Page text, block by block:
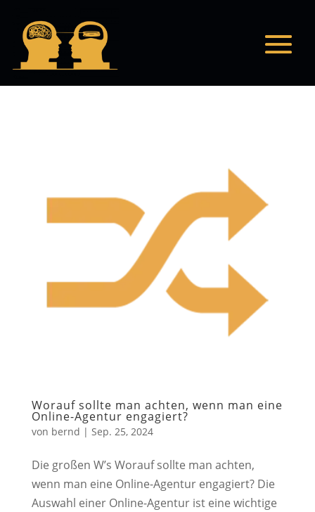
Worauf sollte man achten, wenn man eine
Online-Agentur engagiert?
von bernd | Sep. 25, 2024
Die großen W’s Worauf sollte man achten,
wenn man eine Online-Agentur engagiert? Die
Auswahl einer Online-Agentur ist eine wichtige